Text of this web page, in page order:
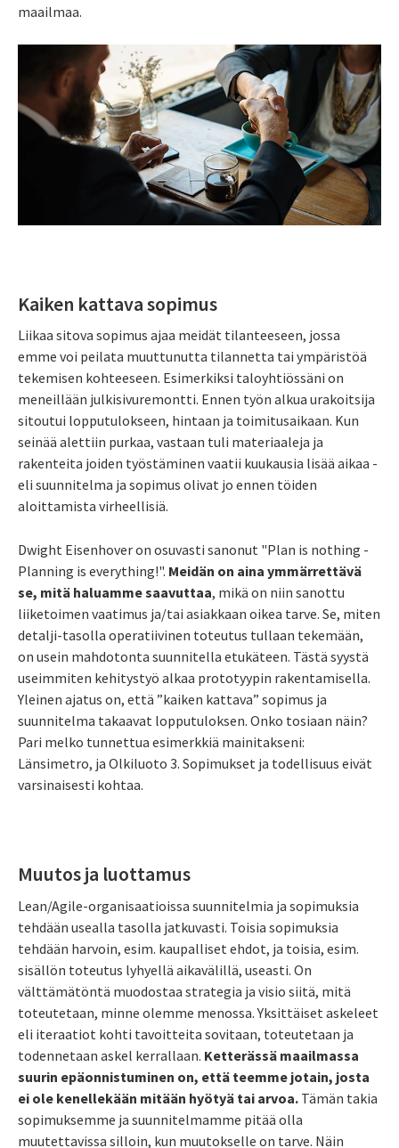
maailmaa.
Kaiken kattava sopimus
Liikaa sitova sopimus ajaa meidät tilanteeseen, jossa
emme voi peilata muuttunutta tilannetta tai ympäristöä
tekemisen kohteeseen. Esimerkiksi taloyhtiössäni on
meneillään julkisivuremontti. Ennen työn alkua urakoitsija
sitoutui lopputulokseen, hintaan ja toimitusaikaan. Kun
seinää alettiin purkaa, vastaan tuli materiaaleja ja
rakenteita joiden työstäminen vaatii kuukausia lisää aikaa -
eli suunnitelma ja sopimus olivat jo ennen töiden
aloittamista virheellisiä.
Dwight Eisenhover on osuvasti sanonut "Plan is nothing -
Planning is everything!". Meidän on aina ymmärrettävä
se, mitä haluamme saavuttaa, mikä on niin sanottu
liiketoimen vaatimus ja/tai asiakkaan oikea tarve. Se, miten
detalji-tasolla operatiivinen toteutus tullaan tekemään,
on usein mahdotonta suunnitella etukäteen. Tästä syystä
useimmiten kehitystyö alkaa prototyypin rakentamisella.
Yleinen ajatus on, että ”kaiken kattava” sopimus ja
suunnitelma takaavat lopputuloksen. Onko tosiaan näin?
Pari melko tunnettua esimerkkiä mainitakseni:
Länsimetro, ja Olkiluoto 3. Sopimukset ja todellisuus eivät
varsinaisesti kohtaa.
Muutos ja luottamus
Lean/Agile-organisaatioissa suunnitelmia ja sopimuksia
tehdään usealla tasolla jatkuvasti. Toisia sopimuksia
tehdään harvoin, esim. kaupalliset ehdot, ja toisia, esim.
sisällön toteutus lyhyellä aikavälillä, useasti. On
välttämätöntä muodostaa strategia ja visio siitä, mitä
toteutetaan, minne olemme menossa. Yksittäiset askeleet
eli iteraatiot kohti tavoitteita sovitaan, toteutetaan ja
todennetaan askel kerrallaan. Ketterässä maailmassa
suurin epäonnistuminen on, että teemme jotain, josta
ei ole kenellekään mitään hyötyä tai arvoa. Tämän takia
sopimuksemme ja suunnitelmamme pitää olla
muutettavissa silloin, kun muutokselle on tarve. Näin